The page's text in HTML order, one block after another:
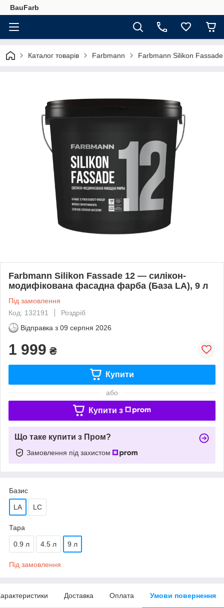
BauFarb
Каталог товарів Farbmann Farbmann Silikon
Farbmann Silikon Fassade 12 — силікон-
модифікована фасадна фарба (База LA), 9 л
Під замовлення
Код: 132191
Роздріб
Відправка з 09 серпня 2026
1 999 ₴
Купити
або
Купити з
Що таке купити з Пром?
Замовлення під захистом
Базис
LA LC
Тара
0.9 л 4.5 л 9 л
Під замовлення
Доставка Оплата Умови повернення